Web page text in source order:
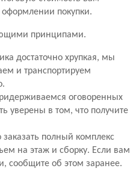
покупки.
принципами.
достаточно хрупкая, мы
и транспортируем
оговоренных
уверены в том, что получите
полный комплекс
на этаж и сборку. Если вам
сообщите об этом заранее.